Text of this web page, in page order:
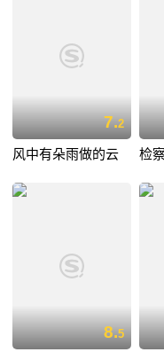
7.2
风中有朵雨做的云 检
8.5